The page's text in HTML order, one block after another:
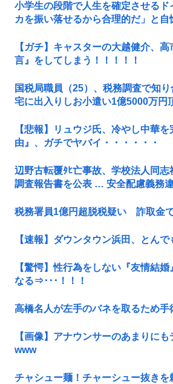
小学生の段階で人生を確定させるド
カを振い落せるから合理的だ」と自
【ガチ】キャスターの大越健介、
言』をしてしまう！！！！！
国税局職員（25）、税務調査で知
宅に出入りしお小遣い1億5000万円
【悲報】リュウジ氏、冷やし中華
由』、ガチでヤバイ・・・・・・
辺野古転覆ﾀﾋ亡事故、学校法人同
調査報告書を公表 … 安全配慮義務
税務署員1億円超脱税疑い 詐取金
【速報】ダウンタウン浜田、とん
【驚愕】性行為をしない『友情結
なる⇒･･･！！！
高橋名人が左手のバネを取るため手
【画像】アナウンサーのあまりに
www
チャシュー麺！チャーシュー抜きを